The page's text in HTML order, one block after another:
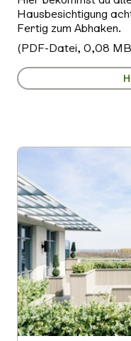
Hausbesichtigung
Fertig zum Abhaken.
(PDF-Datei, 0,08